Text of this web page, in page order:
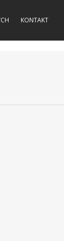
KONTAKT